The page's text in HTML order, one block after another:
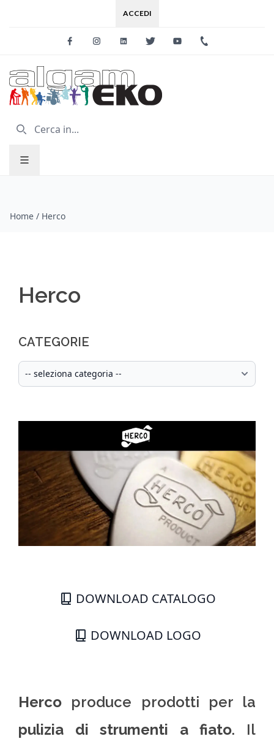
ACCEDI
FacebookInstagramLinkedinTwitter Youtube
Home / Herco
Herco
CATEGORIE
DOWNLOAD CATALOGO
DOWNLOAD LOGO
Herco produce prodotti per la
pulizia di strumenti a fiato. Il